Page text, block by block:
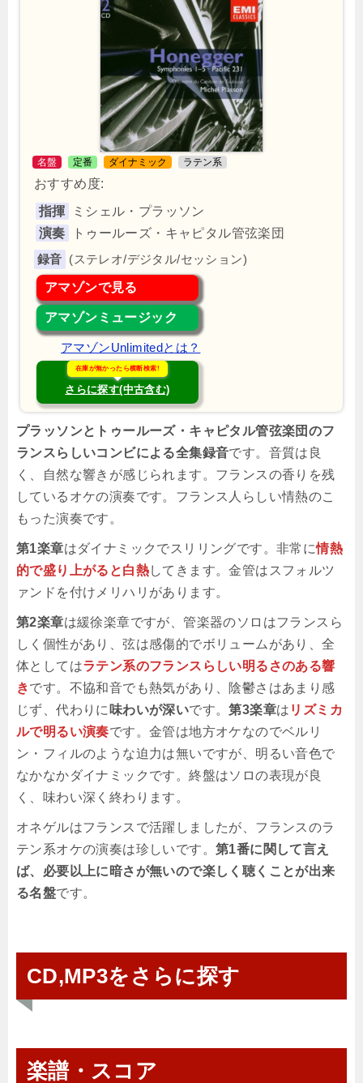
名盤 定番 ダイナミック ラテン系
おすすめ度:
指揮
ミシェル・プラッソン
演奏
トゥールーズ・キャピタル管弦楽団
(ステレオ/デジタル/セッション)
アマゾンで見る
アマゾンミュージック
アマゾンUnlimitedとは？
在庫が無かったら横断検索!
さらに探す(中古含む)
プラッソンとトゥールーズ・キャピタル管弦楽団のフ
ランスらしいコンビによる全集録音です。音質は良
く、自然な響きが感じられます。フランスの香りを残
しているオケの演奏です。フランス人らしい情熱のこ
もった演奏です。
第1楽章はダイナミックでスリリングです。非常に情熱
的で盛り上がると白熱してきます。金管はスフォルツ
ァンドを付けメリハリがあります。
第2楽章は緩徐楽章ですが、管楽器のソロはフランスら
しく個性があり、弦は感傷的でボリュームがあり、全
体としてはラテン系のフランスらしい明るさのある響
きです。不協和音でも熱気があり、陰鬱さはあまり感
じず、代わりに 味わいが深いです。第3楽章は リズミカ
ルで明るい演奏です。金管は地方オケなのでベルリ
ン・フィルのような迫力は無いですが、明るい音色で
なかなかダイナミックです。終盤はソロの表現が良
く、味わい深く終わります。
オネゲルはフランスで活躍しましたが、フランスのラ
テン系オケの演奏は珍しいです。 第1番に関して言え
ば、必要以上に暗さが無いので楽しく聴くことが出来
る名盤です。
CD,MP3をさらに探す
楽譜・スコア